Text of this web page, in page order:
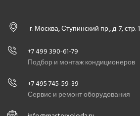
г. Москва, Ступинский пр., д. 7, стр. 1
+7 499 390-61-79
Подбор и монтаж кондиционеров
+7 495 745-59-39
Сервис и ремонт оборудования